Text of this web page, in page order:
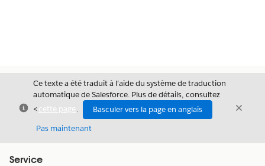
Fermer
Ce texte a été traduit à l’aide du système de traduction
automatique de Salesforce. Plus de détails, consultez
<cette page .
Basculer vers la page en anglais
Pas maintenant
Fermer
Service